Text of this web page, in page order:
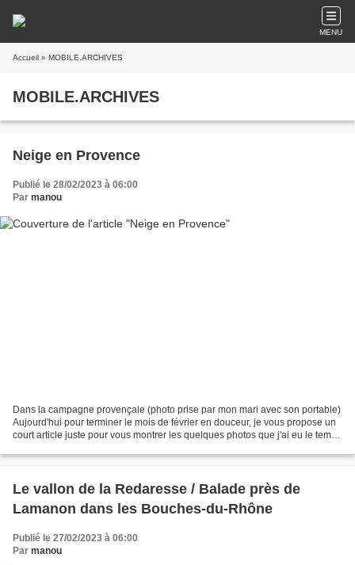
MENU
Accueil » MOBILE.ARCHIVES
MOBILE.ARCHIVES
Neige en Provence
Publié le 28/02/2023 à 06:00
Par manou
Dans la campagne provençale (photo prise par mon mari avec son portable)
Aujourd'hui pour terminer le mois de février en douceur, je vous propose un
court article juste pour vous montrer les quelques photos que j'ai eu le temps
Le vallon de la Redaresse / Balade près de
Lamanon dans les Bouches-du-Rhône
Publié le 27/02/2023 à 06:00
Par manou